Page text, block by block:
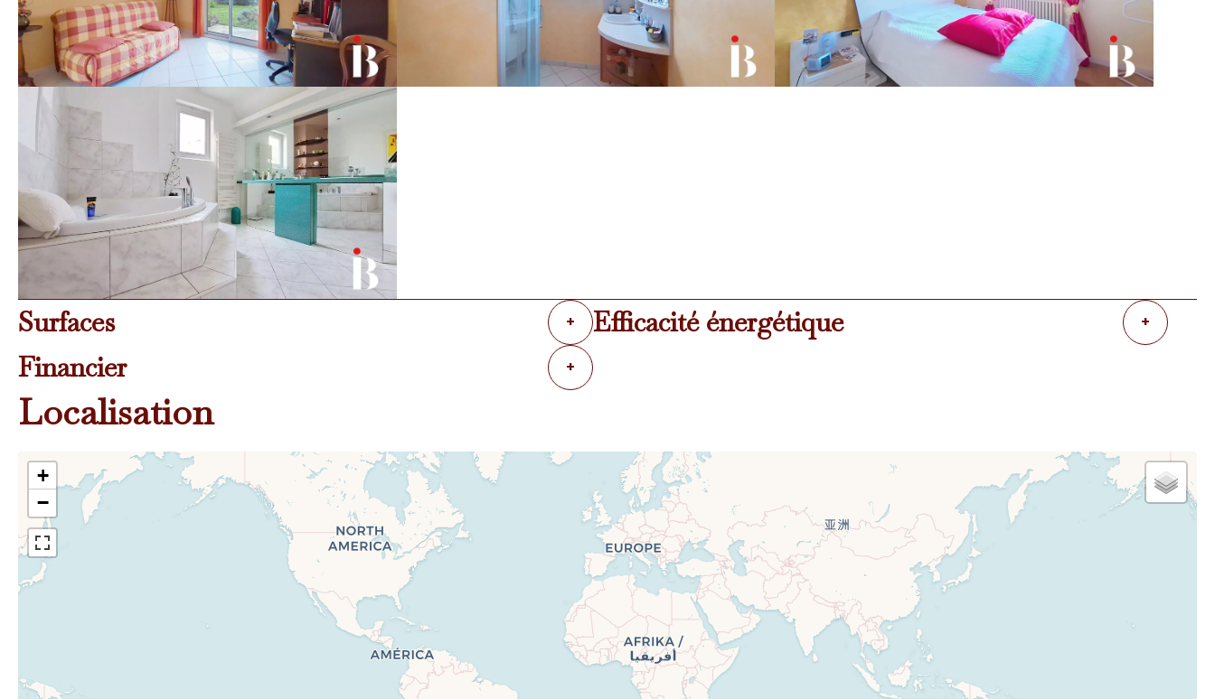
Surfaces + Efficacité énergétique +
Financier +
Localisation
+
−